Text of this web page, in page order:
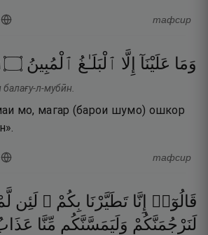
тафсир
وَمَا عَلَيْنَآ إِلَّا ٱلْبَلَـٰغُ ٱلْمُبِينُ ۝
л-мубӣн.
мо, магар (барои шумо) ошкор
тафсир
قَالُوٓا۟ إِنَّا تَطَيَّرْنَا بِكُمْ ۖ لَئِن
لَنَرْجُمَنَّكُمْ وَلَيَمَسَّنَّكُم مِّنَّا